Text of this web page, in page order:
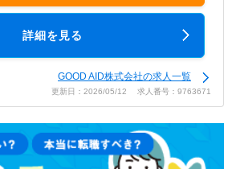
詳細を見る
GOOD AID株式会社の求人一覧
更新日：2026/05/12 求人番号：9763671